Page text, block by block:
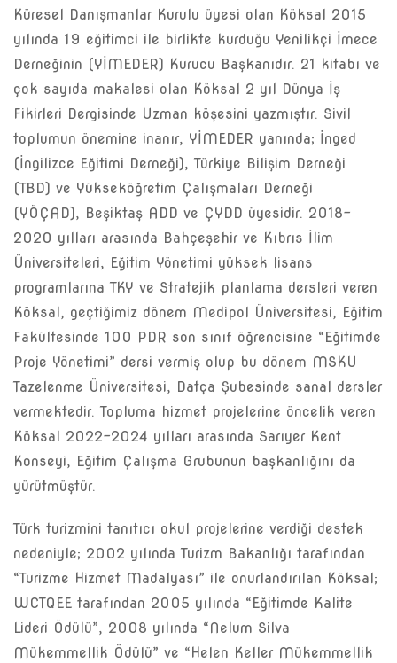
Küresel Danışmanlar Kurulu üyesi olan Köksal 2015
yılında 19 eğitimci ile birlikte kurduğu Yenilikçi İmece
Derneğinin (YİMEDER) Kurucu Başkanıdır. 21 kitabı ve
çok sayıda makalesi olan Köksal 2 yıl Dünya İş
Fikirleri Dergisinde Uzman köşesini yazmıştır. Sivil
toplumun önemine inanır, YİMEDER yanında; İnged
(İngilizce Eğitimi Derneği), Türkiye Bilişim Derneği
(TBD) ve Yükseköğretim Çalışmaları Derneği
(YÖÇAD), Beşiktaş ADD ve ÇYDD üyesidir. 2018-
2020 yılları arasında Bahçeşehir ve Kıbrıs İlim
Üniversiteleri, Eğitim Yönetimi yüksek lisans
programlarına TKY ve Stratejik planlama dersleri veren
Köksal, geçtiğimiz dönem Medipol Üniversitesi, Eğitim
Fakültesinde 100 PDR son sınıf öğrencisine “Eğitimde
Proje Yönetimi” dersi vermiş olup bu dönem MSKU
Tazelenme Üniversitesi, Datça Şubesinde sanal dersler
vermektedir. Topluma hizmet projelerine öncelik veren
Köksal 2022-2024 yılları arasında Sarıyer Kent
Konseyi, Eğitim Çalışma Grubunun başkanlığını da
yürütmüştür.
Türk turizmini tanıtıcı okul projelerine verdiği destek
nedeniyle; 2002 yılında Turizm Bakanlığı tarafından
“Turizme Hizmet Madalyası” ile onurlandırılan Köksal;
WCTQEE tarafından 2005 yılında “Eğitimde Kalite
Lideri Ödülü”, 2008 yılında “Nelum Silva
Mükemmellik Ödülü” ve “Helen Keller Mükemmellik